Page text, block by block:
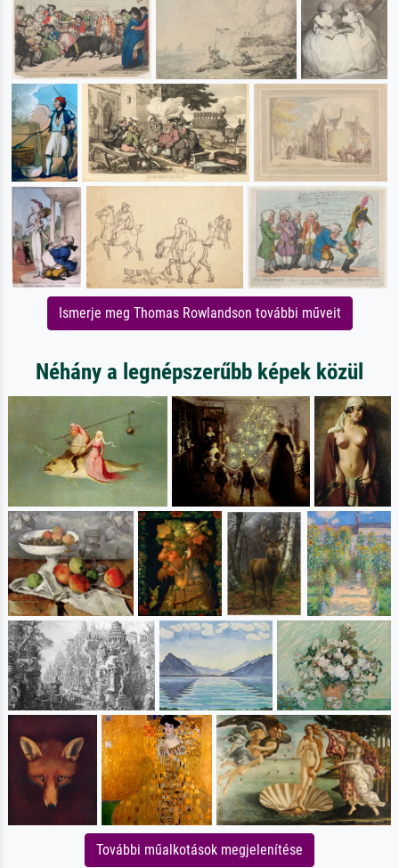
Ismerje meg Thomas Rowlandson további műveit
Néhány a legnépszerűbb képek közül
További műalkotások megjelenítése